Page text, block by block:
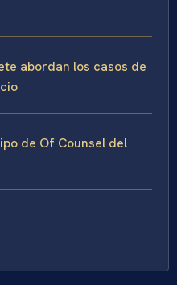
abordan los casos de
de Of Counsel del